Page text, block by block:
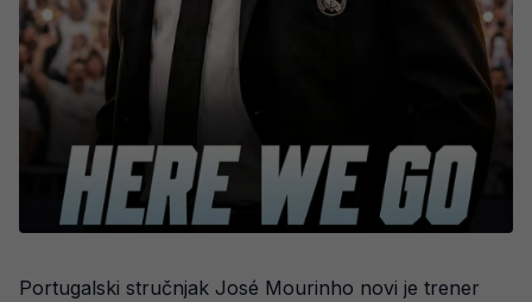
Portugalski stručnjak José Mourinho novi je trener